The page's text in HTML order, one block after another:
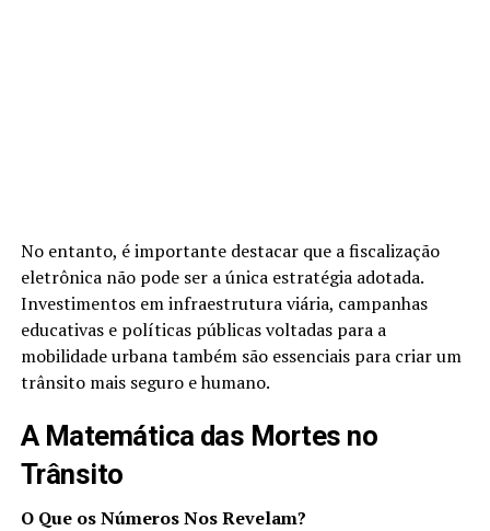
No entanto, é importante destacar que a fiscalização
eletrônica não pode ser a única estratégia adotada.
Investimentos em infraestrutura viária, campanhas
educativas e políticas públicas voltadas para a
mobilidade urbana também são essenciais para criar um
trânsito mais seguro e humano.
A Matemática das Mortes no
Trânsito
O Que os Números Nos Revelam?